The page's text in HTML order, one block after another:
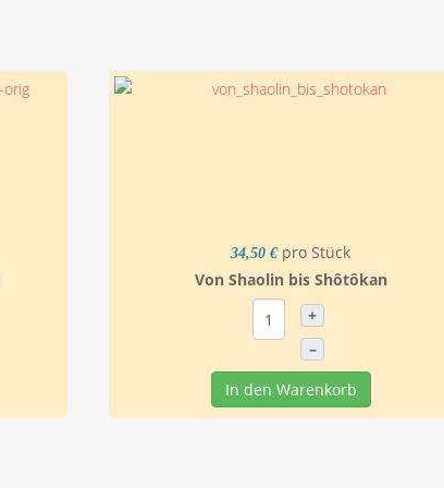
34,50 € pro Stück
Von Shaolin bis Shôtôkan
+
–
In den Warenkorb